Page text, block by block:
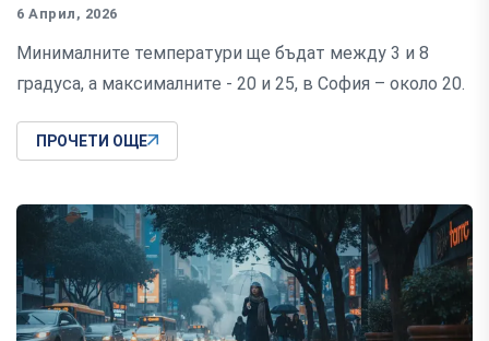
6 Април, 2026
Минималните температури ще бъдат между 3 и 8
градуса, а максималните - 20 и 25, в София – около 20.
ПРОЧЕТИ ОЩЕ